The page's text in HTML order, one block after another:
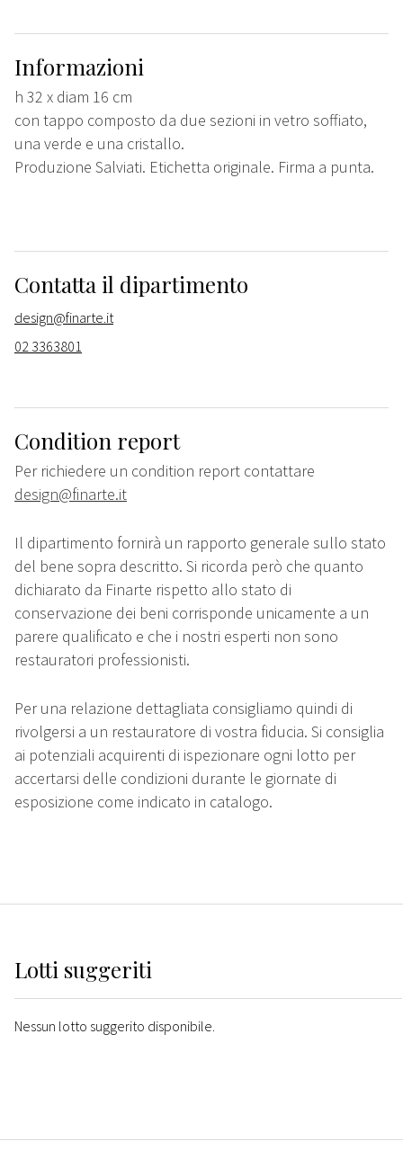
Informazioni
h 32 x diam 16 cm
con tappo composto da due sezioni in vetro soffiato,
una verde e una cristallo.
Produzione Salviati. Etichetta originale. Firma a punta.
Contatta il dipartimento
design@finarte.it
02 3363801
Condition report
Per richiedere un condition report contattare
design@finarte.it
Il dipartimento fornirà un rapporto generale sullo stato
del bene sopra descritto. Si ricorda però che quanto
dichiarato da Finarte rispetto allo stato di
conservazione dei beni corrisponde unicamente a un
parere qualificato e che i nostri esperti non sono
restauratori professionisti.
Per una relazione dettagliata consigliamo quindi di
rivolgersi a un restauratore di vostra fiducia. Si consiglia
ai potenziali acquirenti di ispezionare ogni lotto per
accertarsi delle condizioni durante le giornate di
esposizione come indicato in catalogo.
Lotti suggeriti
Nessun lotto suggerito disponibile.